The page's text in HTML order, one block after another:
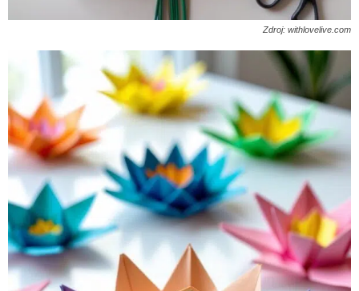
Zdroj: withlovelive.com